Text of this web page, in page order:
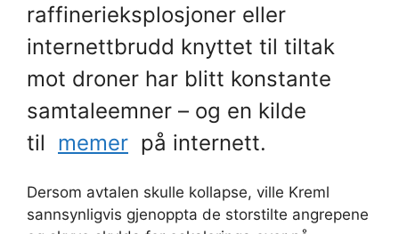
raffinerieksplosjoner eller
internettbrudd knyttet til tiltak
mot droner har blitt konstante
samtaleemner – og en kilde
til memer på internett.
Dersom avtalen skulle kollapse, ville Kreml
sannsynligvis gjenoppta de storstilte angrepene